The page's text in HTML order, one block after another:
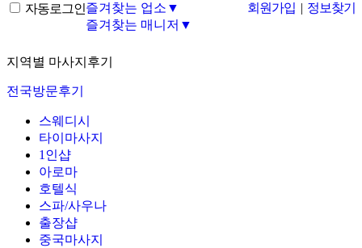
자동로그인
회원가입 | 정보찾기
즐겨찾는 업소▼
즐겨찾는 매니저▼
지역별 마사지후기
전국방문후기
스웨디시
타이마사지
1인샵
아로마
호텔식
스파/사우나
출장샵
중국마사지